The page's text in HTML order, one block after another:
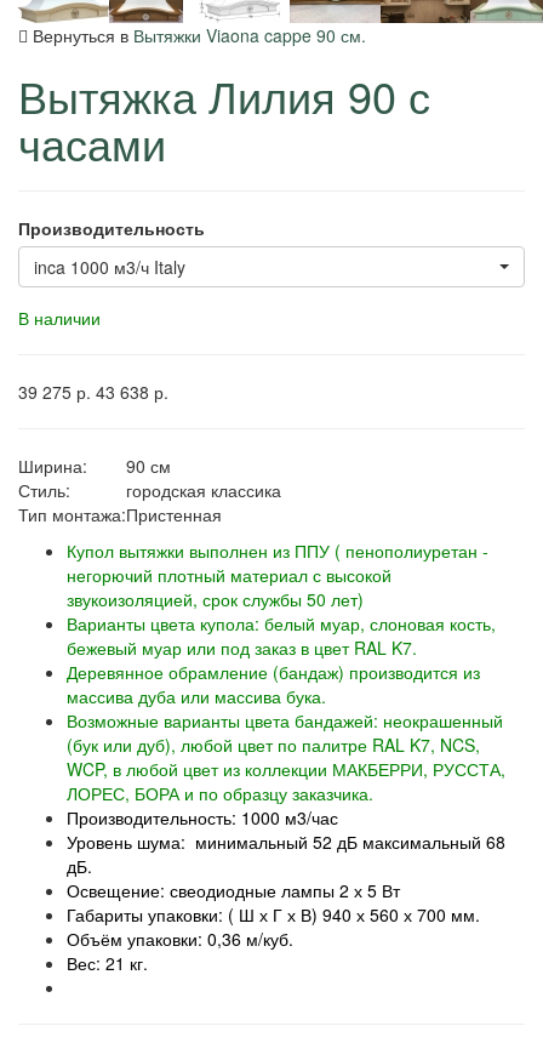
Вернуться в Вытяжки Viaona cappe 90 см.
Вытяжка Лилия 90 с
часами
Производительность
inca 1000 м3/ч Italy
В наличии
39 275 р. 43 638 р.
Ширина:
90 см
Стиль:
городская классика
Тип монтажа:Пристенная
Купол вытяжки выполнен из ППУ ( пенополиуретан -
негорючий плотный материал с высокой
звукоизоляцией, срок службы 50 лет)
Варианты цвета купола: белый муар, слоновая кость,
бежевый муар или под заказ в цвет RAL K7.
Деревянное обрамление (бандаж) производится из
массива дуба или массива бука.
Возможные варианты цвета бандажей: неокрашенный
(бук или дуб), любой цвет по палитре RAL K7, NCS,
WCP, в любой цвет из коллекции МАКБЕРРИ, РУССТА,
ЛОРЕС, БОРА и по образцу заказчика.
Производительность: 1000 м3/час
Уровень шума: минимальный 52 дБ максимальный 68
дБ.
Освещение: свеодиодные лампы 2 х 5 Вт
Габариты упаковки: ( Ш х Г х В) 940 х 560 х 700 мм.
Объём упаковки: 0,36 м/куб.
Вес: 21 кг.